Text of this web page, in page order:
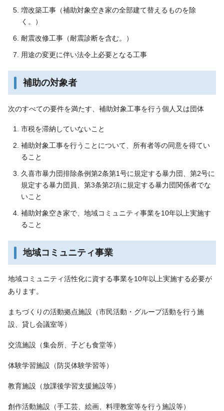
増改築工事（補助対象空き家の全部建て替えるものを除
く。）
耐震改修工事（耐震診断を含む。）
用途の変更に伴い法令上必要となる工事
補助の対象者
次のすべての要件を満たす、補助対象工事を行う個人又は団体
市税を滞納していないこと
補助対象工事を行うことについて、所有者等の同意を得てい
ること
久喜市暴力団排除条例第2条第1号に規定する暴力団、第2号に
規定する暴力団員、第3条第2項に規定する暴力団関係者でな
いこと
補助対象空き家で、地域コミュニティ事業を10年以上実施す
ること
地域コミュニティ事業
地域コミュニティ活性化に資する事業を10年以上実施する必要が
あります。
まちづくりの活動拠点施設（市民活動・グループ活動を行う施
設、貸し会議室等）
交流施設（集会所、子ども食堂等）
体験学習施設（防災体験学習等）
教育施設（放課後学習支援施設等）
創作活動施設（手工芸、絵画、料理教室等を行う施設等）